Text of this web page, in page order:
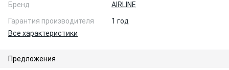
Бренд
AIRLINE
Гарантия производителя
1 год
Все характеристики
Предложения